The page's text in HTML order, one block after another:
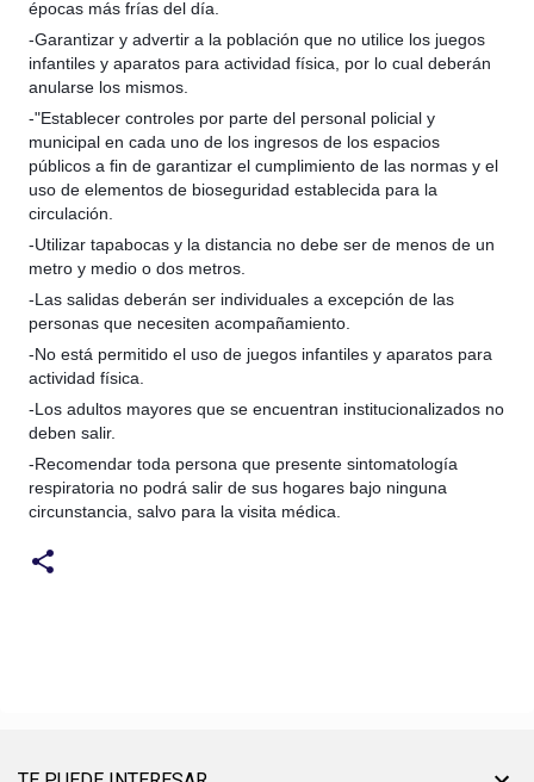
épocas más frías del día.
-Garantizar y advertir a la población que no utilice los juegos
infantiles y aparatos para actividad física, por lo cual deberán
anularse los mismos.
-"Establecer controles por parte del personal policial y
municipal en cada uno de los ingresos de los espacios
públicos a fin de garantizar el cumplimiento de las normas y el
uso de elementos de bioseguridad establecida para la
circulación.
-Utilizar tapabocas y la distancia no debe ser de menos de un
metro y medio o dos metros.
-Las salidas deberán ser individuales a excepción de las
personas que necesiten acompañamiento.
-No está permitido el uso de juegos infantiles y aparatos para
actividad física.
-Los adultos mayores que se encuentran institucionalizados no
deben salir.
-Recomendar toda persona que presente sintomatología
respiratoria no podrá salir de sus hogares bajo ninguna
circunstancia, salvo para la visita médica.